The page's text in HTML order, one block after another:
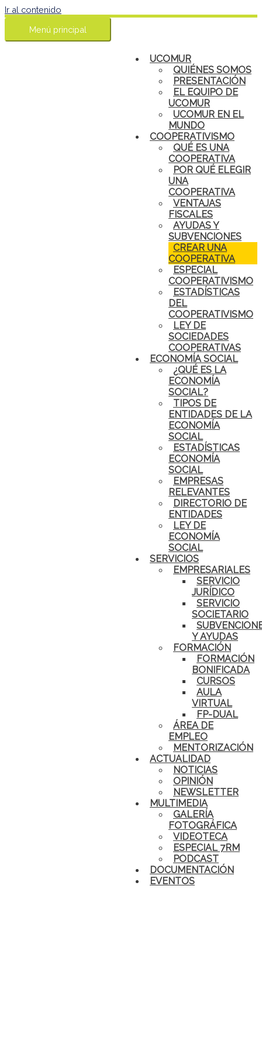
Ir al contenido
Menú principal
UCOMUR
QUIÉNES SOMOS
PRESENTACIÓN
EL EQUIPO DE
UCOMUR
UCOMUR EN EL
MUNDO
COOPERATIVISMO
QUÉ ES UNA
COOPERATIVA
POR QUÉ ELEGIR
UNA
COOPERATIVA
VENTAJAS
FISCALES
AYUDAS Y
SUBVENCIONES
CREAR UNA
COOPERATIVA
ESPECIAL
COOPERATIVISMO
ESTADÍSTICAS
DEL
COOPERATIVISMO
LEY DE
SOCIEDADES
COOPERATIVAS
ECONOMÍA SOCIAL
¿QUÉ ES LA
ECONOMÍA
SOCIAL?
TIPOS DE
ENTIDADES DE LA
ECONOMÍA
SOCIAL
ESTADÍSTICAS
ECONOMÍA
SOCIAL
EMPRESAS
RELEVANTES
DIRECTORIO DE
ENTIDADES
LEY DE
ECONOMÍA
SOCIAL
SERVICIOS
EMPRESARIALES
SERVICIO
JURÍDICO
SERVICIO
SOCIETARIO
Y AYUDAS
FORMACIÓN
FORMACIÓN
BONIFICADA
CURSOS
AULA
VIRTUAL
FP-DUAL
ÁREA DE
EMPLEO
MENTORIZACIÓN
ACTUALIDAD
NOTICIAS
OPINIÓN
NEWSLETTER
MULTIMEDIA
GALERÍA
FOTOGRÁFICA
VIDEOTECA
ESPECIAL 7RM
PODCAST
DOCUMENTACIÓN
EVENTOS